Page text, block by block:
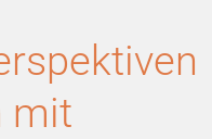
mit